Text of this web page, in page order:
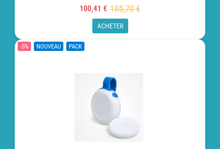
100,41 € 105,70 €
ACHETER
-5% NOUVEAU PACK